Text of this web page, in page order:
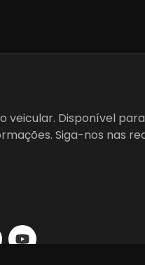
Disponível para
Siga-nos nas